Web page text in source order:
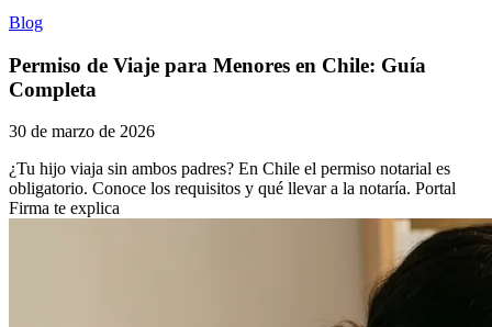
Blog
Permiso de Viaje para Menores en Chile: Guía
Completa
30 de marzo de 2026
¿Tu hijo viaja sin ambos padres? En Chile el permiso notarial es
obligatorio. Conoce los requisitos y qué llevar a la notaría. Portal
Firma te explica